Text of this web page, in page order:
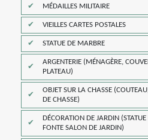
MÉDAILLES MILITAIRE
VIEILLES CARTES POSTALES
STATUE DE MARBRE
ARGENTERIE (MÉNAGÈRE,
PLATEAU)
OBJET SUR LA CHASSE
DE CHASSE)
DÉCORATION DE JARDIN
FONTE SALON DE JARDIN)